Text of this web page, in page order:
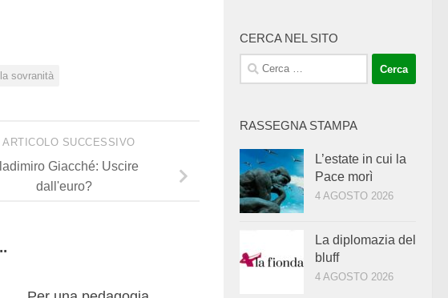
sovranità
ARTICOLO SUCCESSIVO
Giacché: Uscire
dall'euro?
CERCA NEL SITO
Ricerca
per:
RASSEGNA STAMPA
L’estate in cui la
Pace morì
4 AGOSTO 2026
La diplomazia del
bluff
4 AGOSTO 2026